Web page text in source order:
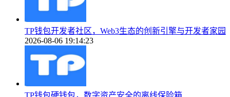
TP钱包开发者社区，Web3生态的创新引擎与开发者家园
2026-08-06 19:14:23